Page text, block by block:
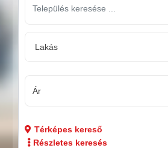
Térképes kereső
Részletes keresés